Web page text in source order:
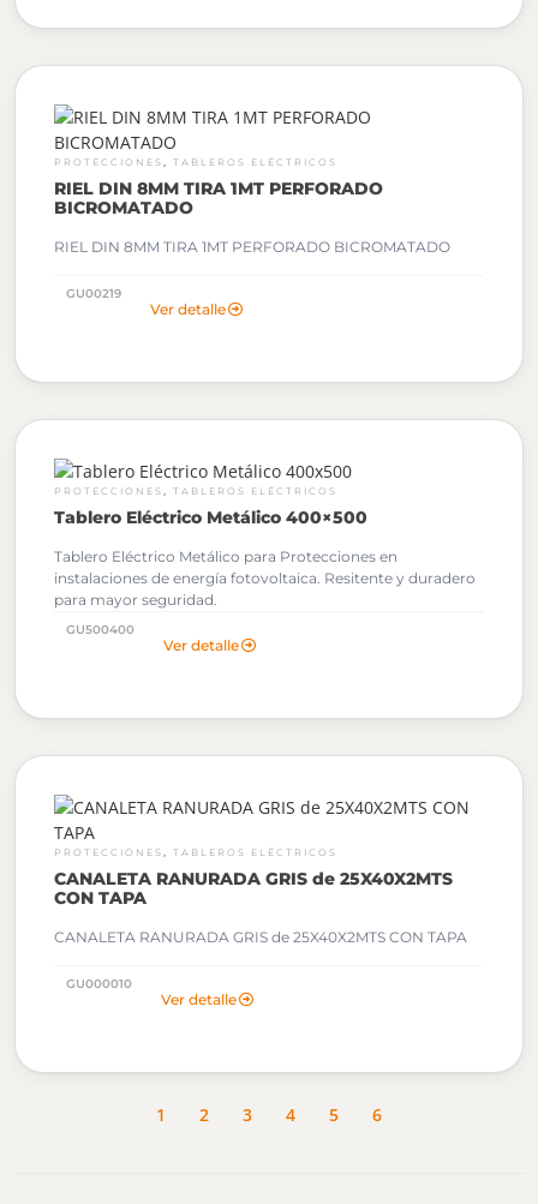
PROTECCIONES TABLEROS ELÉCTRICOS
RIEL DIN 8MM TIRA 1MT PERFORADO
BICROMATADO
RIEL DIN 8MM TIRA 1MT PERFORADO BICROMATADO
GU00219
Ver detalle
PROTECCIONES TABLEROS ELÉCTRICOS
Tablero Eléctrico Metálico 400×500
Tablero Eléctrico Metálico para Protecciones en
instalaciones de energía fotovoltaica. Resitente y duradero
para mayor seguridad.
GU500400
Ver detalle
PROTECCIONES TABLEROS ELÉCTRICOS
CANALETA RANURADA GRIS de 25X40X2MTS
CON TAPA
CANALETA RANURADA GRIS de 25X40X2MTS CON TAPA
GU000010
Ver detalle
1 2 3 4 5 6